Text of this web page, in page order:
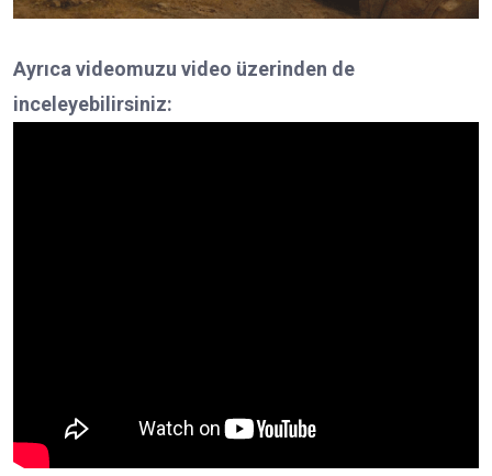
Ayrıca videomuzu video üzerinden de
inceleyebilirsiniz: